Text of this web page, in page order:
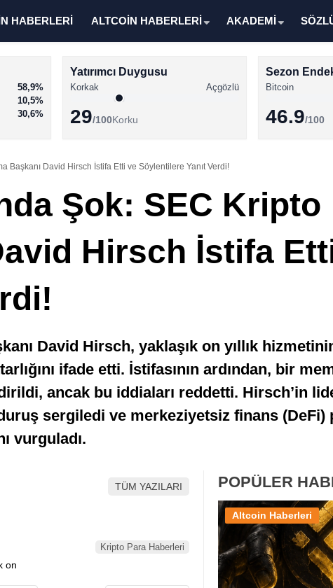
HABERLERİ ALTCOİN HABERLERİ AKADEMİ
58,9%
10,5%
30,6%
Yatırımcı Duygusu
Korkak Açgözlü
29/100Korku
Sezon
Bitcoin
46.9/100
Başkanı David Hirsch İstifa Etti ve Söylentilere Yanıt Verdi!
Şok: SEC Kripto
Hirsch İstifa
David Hirsch, yaklaşık on yıllık
ifade etti. İstifasının ardından, bir
ancak bu iddiaları reddetti. Hirsch’in
sergiledi ve merkeziyetsiz finans (DeFi)
vurguladı.
TÜM YAZILARI
Kripto Para Haberleri
POPÜLER
Altcoin Haberleri